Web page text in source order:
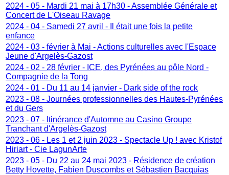
2024 - 05 - Mardi 21 mai à 17h30 - Assemblée Générale et
Concert de L'Oiseau Ravage
2024 - 04 - Samedi 27 avril - Il était une fois la petite
enfance
2024 - 03 - février à Mai - Actions culturelles avec l'Espace
Jeune d'Argelès-Gazost
2024 - 02 - 28 février - ICE, des Pyrénées au pôle Nord -
Compagnie de la Tong
2024 - 01 - Du 11 au 14 janvier - Dark side of the rock
2023 - 08 - Journées professionnelles des Hautes-Pyrénées
et du Gers
2023 - 07 - Itinérance d'Automne au Casino Groupe
Tranchant d'Argelès-Gazost
2023 - 06 - Les 1 et 2 juin 2023 - Spectacle Up ! avec Kristof
Hiriart - Cie LagunArte
2023 - 05 - Du 22 au 24 mai 2023 - Résidence de création
Betty Hovette, Fabien Duscombs et Sébastien Bacquias